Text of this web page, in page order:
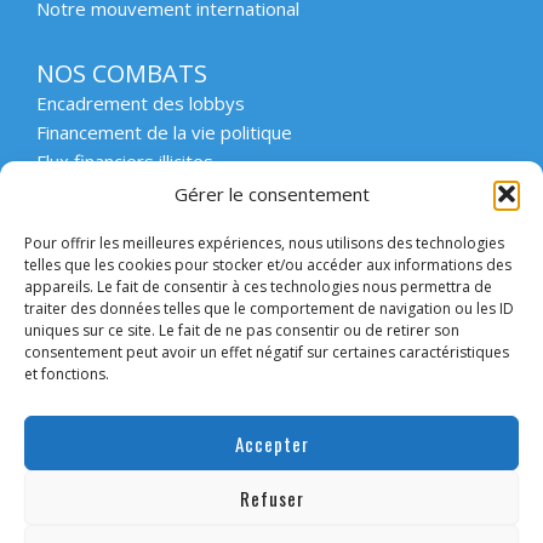
Gérer le consentement
Pour offrir les meilleures expériences, nous utilisons des technologies
telles que les cookies pour stocker et/ou accéder aux informations des
appareils. Le fait de consentir à ces technologies nous permettra de
traiter des données telles que le comportement de navigation ou les ID
uniques sur ce site. Le fait de ne pas consentir ou de retirer son
consentement peut avoir un effet négatif sur certaines caractéristiques
et fonctions.
Accepter
Refuser
Notre mouvement international
NOS COMBATS
Encadrement des lobbys
Financement de la vie politique
Flux financiers illicites
Intégrité et transparence du secteur privé
Protection des lanceurs d’alerte
Affaires emblématiques
Etat de droit et démocratie
ACCOMPAGNER
Intervention en entreprise
Forum des entreprises engagées